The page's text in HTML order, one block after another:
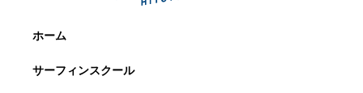
ホーム
サーフィンスクール